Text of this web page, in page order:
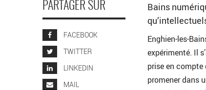
PARTAGER SUR
FACEBOOK
TWITTER
LINKEDIN
MAIL
Bains
Enghien-les-
expérimenté. Il
prise en compte
promener dans